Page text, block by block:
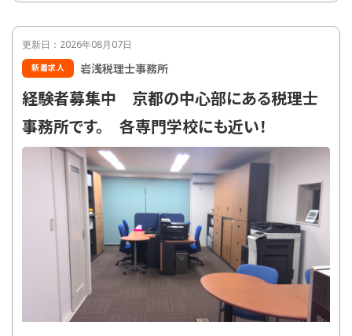
更新日：2026年08月07日
新着求人 岩浅税理士事務所
経験者募集中 京都の中心部にある税理士
事務所です。 各専門学校にも近い！